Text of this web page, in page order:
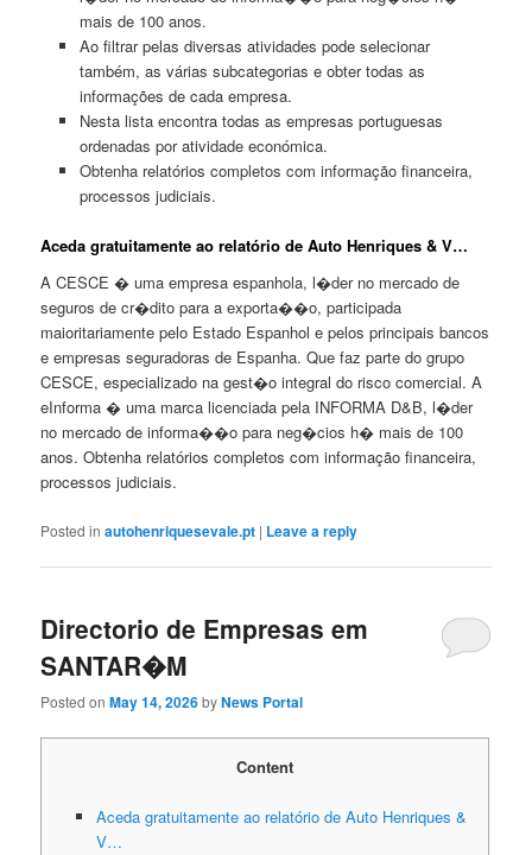
mais de 100 anos.
Ao filtrar pelas diversas atividades pode selecionar
também, as várias subcategorias e obter todas as
informações de cada empresa.
Nesta lista encontra todas as empresas portuguesas
ordenadas por atividade económica.
Obtenha relatórios completos com informação financeira,
processos judiciais.
Aceda gratuitamente ao relatório de Auto Henriques & V…
A CESCE � uma empresa espanhola, l�der no mercado de
seguros de cr�dito para a exporta��o, participada
maioritariamente pelo Estado Espanhol e pelos principais bancos
e empresas seguradoras de Espanha. Que faz parte do grupo
CESCE, especializado na gest�o integral do risco comercial. A
eInforma � uma marca licenciada pela INFORMA D&B, l�der
no mercado de informa��o para neg�cios h� mais de 100
anos. Obtenha relatórios completos com informação financeira,
processos judiciais.
Posted in autohenriquesevale.pt | Leave a reply
Directorio de Empresas em
SANTAR�M
Posted onMay 14, 2026byNews Portal
Content
Aceda gratuitamente ao relatório de Auto Henriques &
V…